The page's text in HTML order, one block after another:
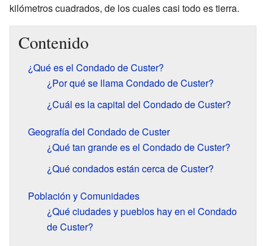
kilómetros cuadrados, de los cuales casi todo es tierra.
Contenido
¿Qué es el Condado de Custer?
¿Por qué se llama Condado de Custer?
¿Cuál es la capital del Condado de Custer?
Geografía del Condado de Custer
¿Qué tan grande es el Condado de Custer?
¿Qué condados están cerca de Custer?
Población y Comunidades
¿Qué ciudades y pueblos hay en el Condado
de Custer?